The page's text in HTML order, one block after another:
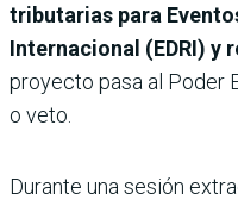
tributarias para
Internacional (EDRI) y
proyecto pasa al Poder
o veto.
Durante una sesión